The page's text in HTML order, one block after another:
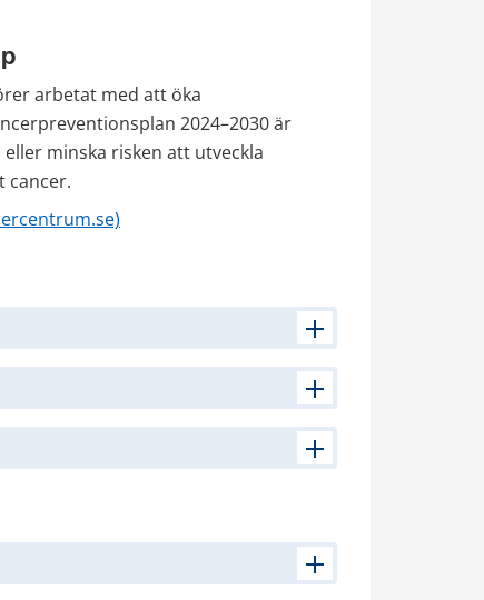
arbetat med att öka
2024–2030 är
minska risken att utveckla
cancer.